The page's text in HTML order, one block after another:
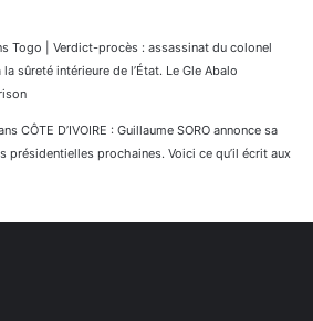
Togo | Verdict-procès : assassinat du colonel
sûreté intérieure de l’État. Le Gle Abalo
CÔTE D’IVOIRE : Guillaume SORO annonce sa
présidentielles prochaines. Voici ce qu’il écrit aux